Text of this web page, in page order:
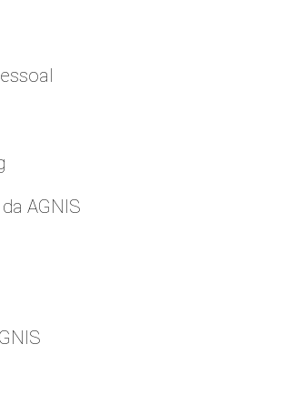
AGNIS